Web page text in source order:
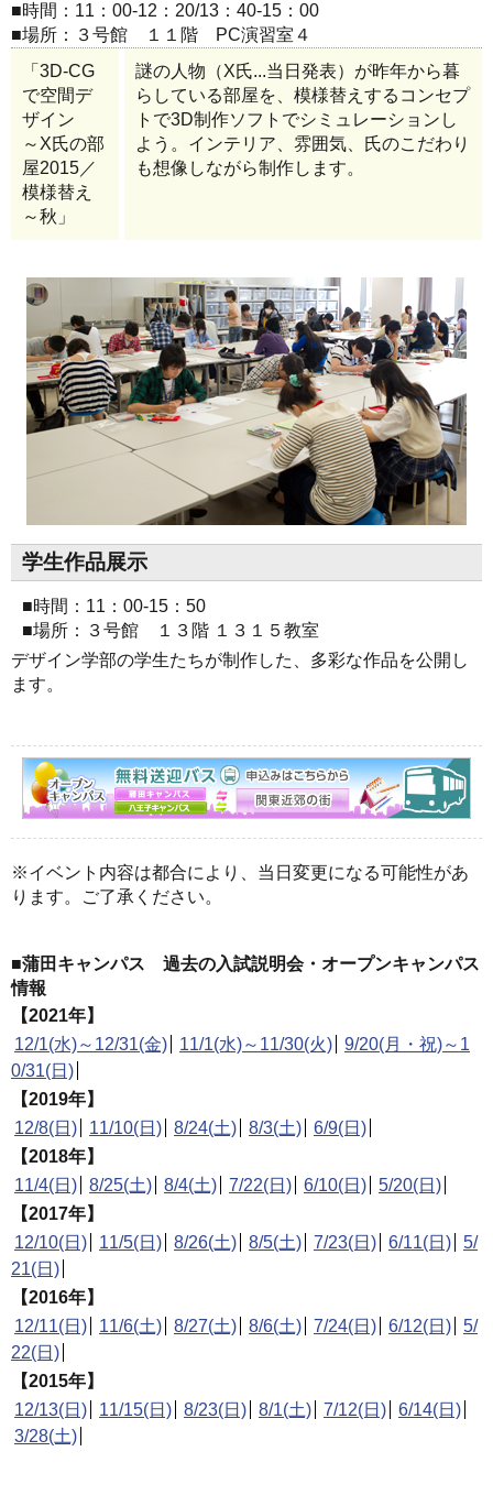
■時間：11：00-12：20/13：40-15：00
■場所：３号館 １１階 PC演習室４
「3D-CG
で空間デ
ザイン
～X氏の部
屋2015／
模様替え
～秋」
謎の人物（X氏...当日発表）が昨年から暮
らしている部屋を、模様替えするコンセプ
トで3D制作ソフトでシミュレーションし
よう。インテリア、雰囲気、氏のこだわり
も想像しながら制作します。
学生作品展示
■時間：11：00-15：50
■場所：３号館 １３階 １３１５教室
デザイン学部の学生たちが制作した、多彩な作品を公開し
ます。
※イベント内容は都合により、当日変更になる可能性があ
ります。ご了承ください。
■蒲田キャンパス 過去の入試説明会・オープンキャンパス
情報
【2021年】
12/1(水)～12/31(金)
11/1(水)～11/30(火)
9/20(月・祝)～1
0/31(日)
【2019年】
12/8(日)
11/10(日) 8/24(土) 8/3(土)
6/9(日)
【2018年】
11/4(日)
8/25(土) 8/4(土) 7/22(日) 6/10(日)
5/20(日)
【2017年】
12/10(日)
11/5(日) 8/26(土) 8/5(土) 7/23(日) 6/11(日)
5/
21(日)
【2016年】
12/11(日)
11/6(土) 8/27(土) 8/6(土) 7/24(日) 6/12(日)
5/
22(日)
【2015年】
12/13(日)
11/15(日) 8/23(日) 8/1(土) 7/12(日)
6/14(日)
3/28(土)